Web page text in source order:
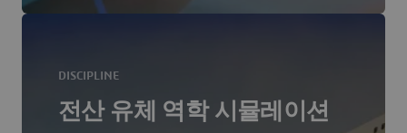
DISCIPLINE
전산 유체 역학 시뮬레이션